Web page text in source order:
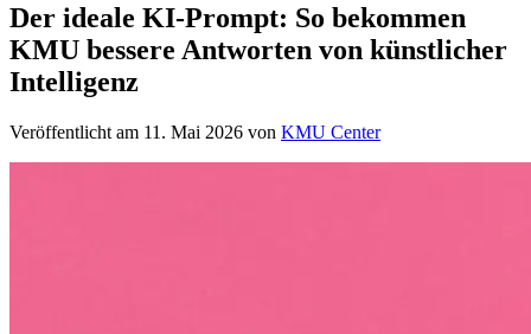
Der ideale KI-Prompt: So bekommen
KMU bessere Antworten von künstlicher
Intelligenz
Veröffentlicht am 11. Mai 2026 von KMU Center